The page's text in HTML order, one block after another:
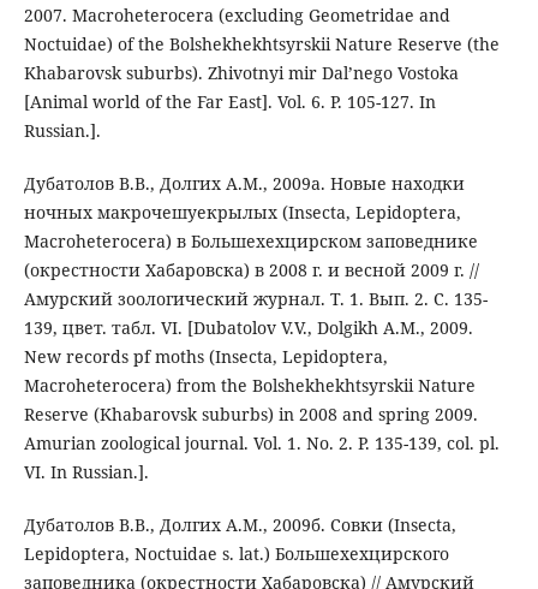
2007. Macroheterocera (excluding Geometridae and
Noctuidae) of the Bolshekhekhtsyrskii Nature Reserve (the
Khabarovsk suburbs). Zhivotnyi mir Dal’nego Vostoka
[Animal world of the Far East]. Vol. 6. P. 105-127. In
Russian.].
Дубатолов В.В., Долгих А.М., 2009а. Новые находки
ночных макрочешуекрылых (Insecta, Lepidoptera,
Macroheterocera) в Большехехцирском заповеднике
(окрестности Хабаровска) в 2008 г. и весной 2009 г. //
Амурский зоологический журнал. Т. 1. Вып. 2. С. 135-
139, цвет. табл. VI. [Dubatolov V.V., Dolgikh A.M., 2009.
New records pf moths (Insecta, Lepidoptera,
Macroheterocera) from the Bolshekhekhtsyrskii Nature
Reserve (Khabarovsk suburbs) in 2008 and spring 2009.
Amurian zoological journal. Vol. 1. No. 2. P. 135-139, col. pl.
VI. In Russian.].
Дубатолов В.В., Долгих А.М., 2009б. Совки (Insecta,
Lepidoptera, Noctuidae s. lat.) Большехехцирского
заповедника (окрестности Хабаровска) // Амурский